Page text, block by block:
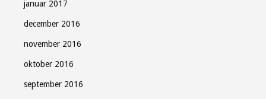
januar 2017
december 2016
november 2016
oktober 2016
september 2016